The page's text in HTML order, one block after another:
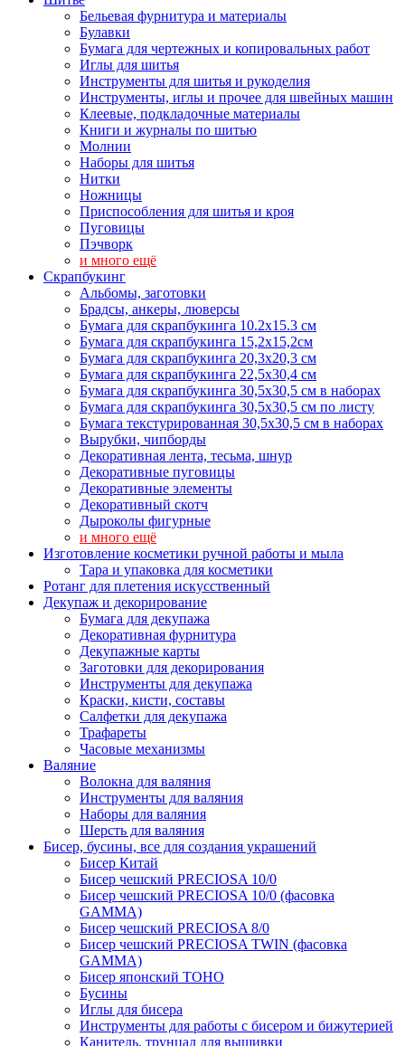
Бельевая фурнитура и материалы
Булавки
Бумага для чертежных и копировальных работ
Иглы для шитья
Инструменты для шитья и рукоделия
Инструменты, иглы и прочее для швейных машин
Клеевые, подкладочные материалы
Книги и журналы по шитью
Молнии
Наборы для шитья
Нитки
Ножницы
Приспособления для шитья и кроя
Пуговицы
Пэчворк
и много ещё
Скрапбукинг
Альбомы, заготовки
Брадсы, анкеры, люверсы
Бумага для скрапбукинга 10.2х15.3 см
Бумага для скрапбукинга 15,2х15,2см
Бумага для скрапбукинга 20,3х20,3 см
Бумага для скрапбукинга 22,5х30,4 см
Бумага для скрапбукинга 30,5х30,5 см в наборах
Бумага для скрапбукинга 30,5х30,5 см по листу
Бумага текстурированная 30,5х30,5 см в наборах
Вырубки, чипборды
Декоративная лента, тесьма, шнур
Декоративные пуговицы
Декоративные элементы
Декоративный скотч
Дыроколы фигурные
и много ещё
Изготовление косметики ручной работы и мыла
Тара и упаковка для косметики
Ротанг для плетения искусственный
Декупаж и декорирование
Бумага для декупажа
Декоративная фурнитура
Декупажные карты
Заготовки для декорирования
Инструменты для декупажа
Краски, кисти, составы
Салфетки для декупажа
Трафареты
Часовые механизмы
Валяние
Волокна для валяния
Инструменты для валяния
Наборы для валяния
Шерсть для валяния
Бисер, бусины, все для создания украшений
Бисер Китай
Бисер чешский PRECIOSA 10/0
Бисер чешский PRECIOSA 10/0 (фасовка
GAMMA)
Бисер чешский PRECIOSA 8/0
Бисер чешский PRECIOSA TWIN (фасовка
GAMMA)
Бисер японский TOHO
Бусины
Иглы для бисера
Инструменты для работы с бисером и бижутерией
Канитель, трунцал для вышивки